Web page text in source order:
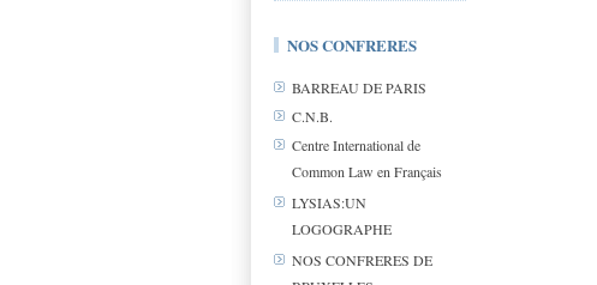
NOS CONFRERES
BARREAU DE PARIS
C.N.B.
Centre International de
Common Law en Français
LYSIAS:UN
LOGOGRAPHE
NOS CONFRERES DE